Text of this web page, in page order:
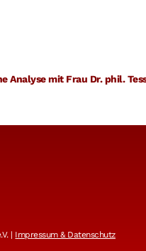
mit Frau Dr. phil.
| Impressum & Datenschutz